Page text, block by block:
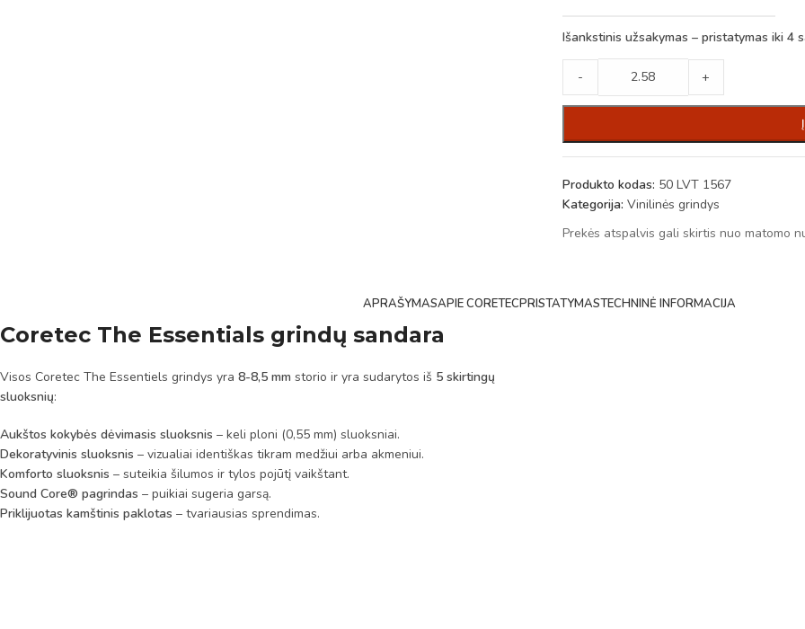
Išankstinis užsakymas – pristatymas iki 4
- +
Produkto kodas: 50 LVT 1567
Kategorija: Vinilinės grindys
Prekės atspalvis gali skirtis nuo matomo
APRAŠYMASAPIE CORETECPRISTATYMASTECHNINĖ INFORMACIJA
Coretec The Essentials grindų sandara
Visos Coretec The Essentiels grindys yra 8-8,5 mm storio ir yra sudarytos iš 5 skirtingų
sluoksnių:
Aukštos kokybės dėvimasis sluoksnis – keli ploni (0,55 mm) sluoksniai.
Dekoratyvinis sluoksnis – vizualiai identiškas tikram medžiui arba akmeniui.
Komforto sluoksnis – suteikia šilumos ir tylos pojūtį vaikštant.
Sound Core® pagrindas – puikiai sugeria garsą.
Priklijuotas kamštinis paklotas – tvariausias sprendimas.